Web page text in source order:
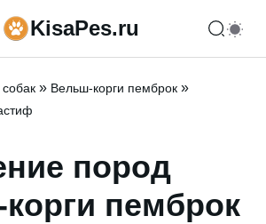
menuKisaPes.ru
» Вельш-корги пемброк »
пород
пемброк